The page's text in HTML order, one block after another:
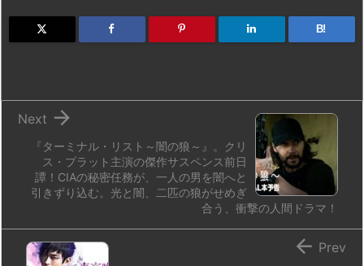
o
d
s
k
a
d
bl
r
o
ar
dr
o
B!
『ターミナル・リスト～闇の狼～』。クリ
ス・プラット主演の傑作サスペンス前日
譚！CIAの秘密任務が、一人の男を闇へと
引きずり込む。光と闇、二匹の狼がせめぎ
合う、衝撃の人間ドラマ！

Next
 Prev